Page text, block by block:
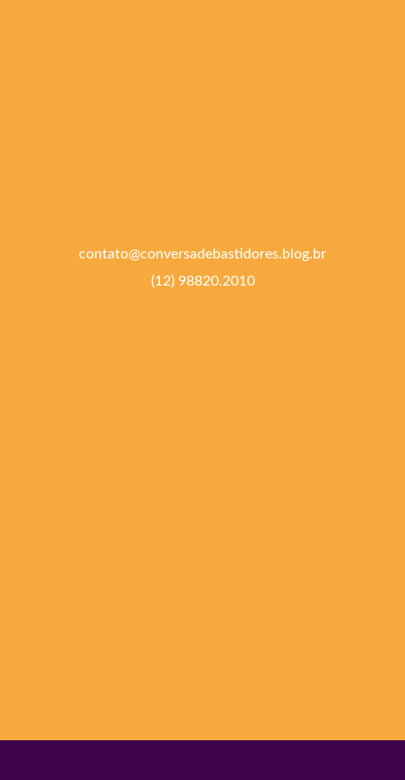
contato@conversadebastidores.blog.br
(12) 98820.2010